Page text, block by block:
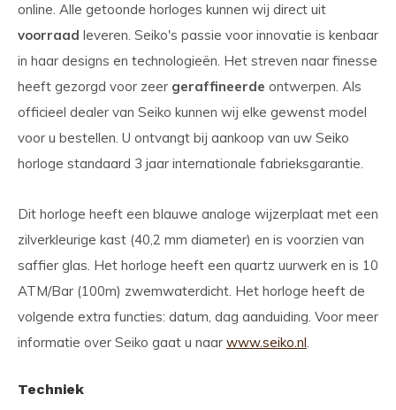
online. Alle getoonde horloges kunnen wij direct uit
voorraad leveren. Seiko's passie voor innovatie is kenbaar
in haar designs en technologieën. Het streven naar finesse
heeft gezorgd voor zeer geraffineerde ontwerpen. Als
officieel dealer van Seiko kunnen wij elke gewenst model
voor u bestellen. U ontvangt bij aankoop van uw Seiko
horloge standaard 3 jaar internationale fabrieksgarantie.
Dit horloge heeft een blauwe analoge wijzerplaat met een
zilverkleurige kast (40,2 mm diameter) en is voorzien van
saffier glas. Het horloge heeft een quartz uurwerk en is 10
ATM/Bar (100m) zwemwaterdicht. Het horloge heeft de
volgende extra functies: datum, dag aanduiding. Voor meer
informatie over Seiko gaat u naar www.seiko.nl.
Techniek